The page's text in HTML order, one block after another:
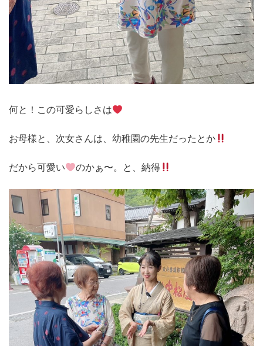
何と！この可愛らしさは
お母様と、次女さんは、幼稚園の先生だったとか
だから可愛い のかぁ〜。と、納得